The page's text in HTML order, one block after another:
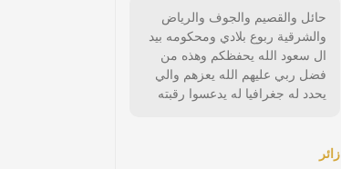
حائل والقصيم والجوف والرياض
والشرقية ربوع بلادي ومحكومه بيد
ال سعود الله يحفظكم وهذه من
فضل ربي عليهم الله يعزهم والي
يحدد له جغرافيا له يدعسوا رقبته
زائر